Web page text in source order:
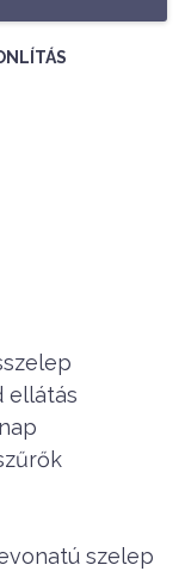
ellátás
szelep